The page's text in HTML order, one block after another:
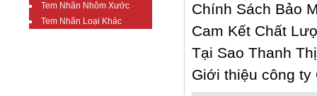
Tem Nhãn Nhôm Xước
Tem Nhãn Loại Khác
Chính Sách Bảo
Cam Kết Chất
Tại Sao Thanh
Giới thiệu công ty